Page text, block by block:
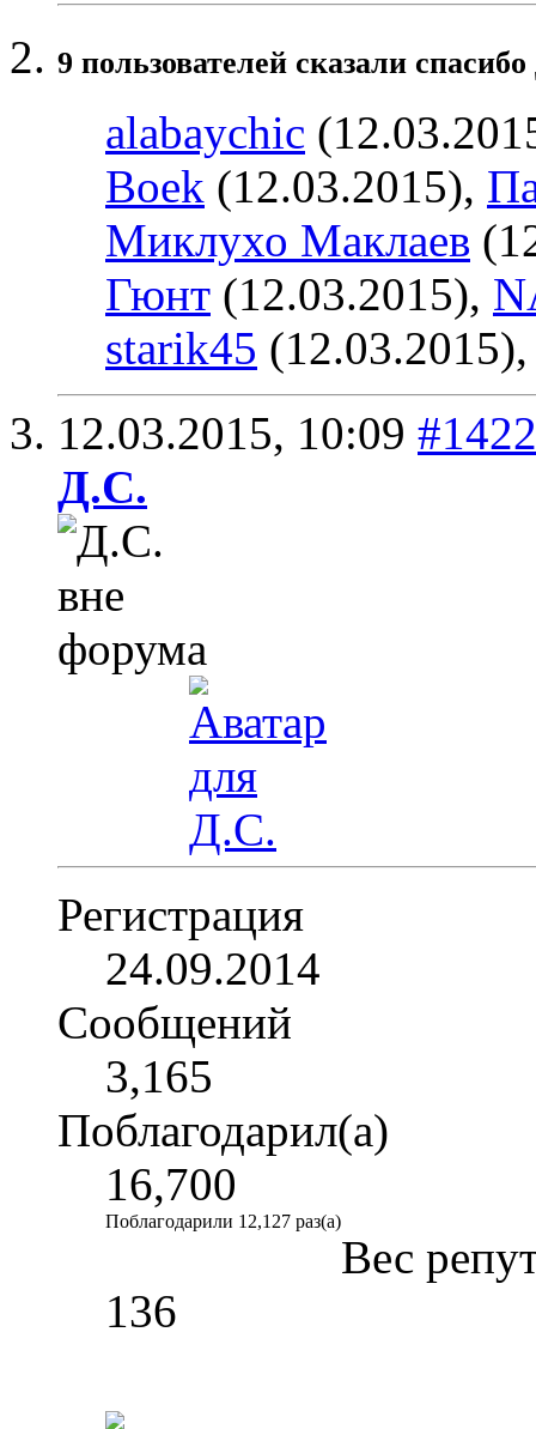
9 пользователей сказали
alabaychic
Boek (12.03.2015),
Миклухо Маклаев
Гюнт (12.03.2015),
starik45
12.03.2015, 10:09 #1422
Д.С.
Регистрация
24.09.2014
Сообщений
3,165
Поблагодарил(а)
16,700
Поблагодарили 12,127 раз(а)
Вес
136